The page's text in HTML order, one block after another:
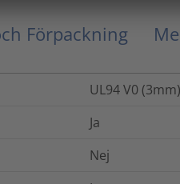
Förpackning
UL94 V0 (3mm)
Ja
Nej